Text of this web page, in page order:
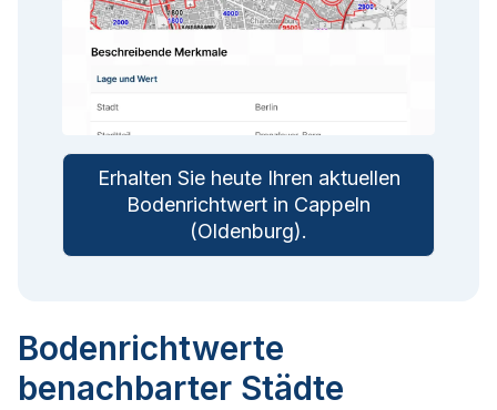
Erhalten Sie heute Ihren aktuellen
Bodenrichtwert in Cappeln
(Oldenburg).
Bodenrichtwerte
benachbarter Städte